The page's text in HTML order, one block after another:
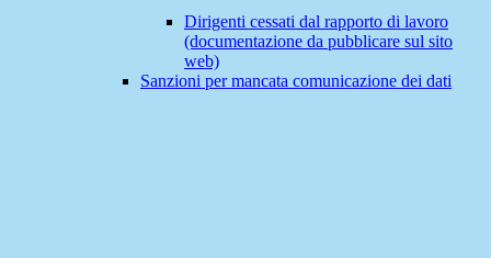
Dirigenti cessati dal rapporto di lavoro
(documentazione da pubblicare sul sito
web)
Sanzioni per mancata comunicazione dei dati